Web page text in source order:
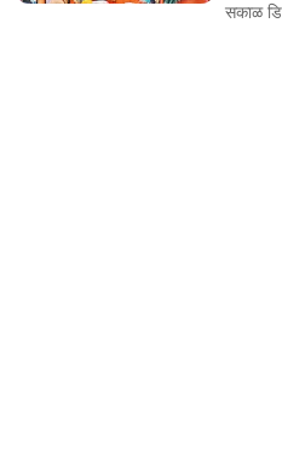
सकाळ